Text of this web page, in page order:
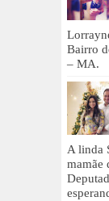
Bairro
– MA.
A linda
mamãe